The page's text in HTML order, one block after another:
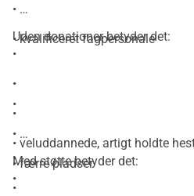
•
• kvalificeret fagpersonale
•
•
•
• veluddannede, artigt holdte
•
•
Uden donationer betyder det:
•
•
• færre pladser
•
Med støtte betyder det: